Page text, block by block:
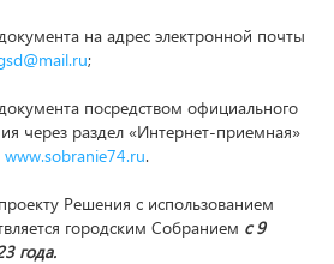
на адрес электронной почты
;
посредством официального
через раздел «Интернет-приемная»
www.sobranie74.ru.
Решения c использованием
городским Собранием с 9
года.